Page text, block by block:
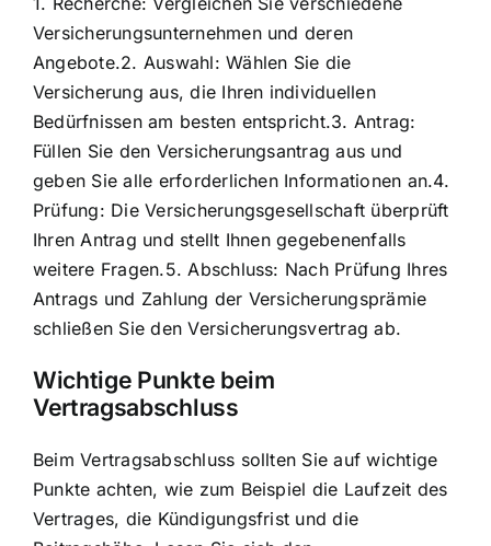
Versicherungsunternehmen und deren
Angebote.2. Auswahl: Wählen Sie die
Versicherung aus, die Ihren individuellen
Bedürfnissen am besten entspricht.3. Antrag:
Füllen Sie den Versicherungsantrag aus und
geben Sie alle erforderlichen Informationen an.4.
Prüfung: Die Versicherungsgesellschaft überprüft
Ihren Antrag und stellt Ihnen gegebenenfalls
weitere Fragen.5. Abschluss: Nach Prüfung Ihres
Antrags und Zahlung der Versicherungsprämie
schließen Sie den Versicherungsvertrag ab.
Wichtige Punkte beim
Vertragsabschluss
Beim Vertragsabschluss sollten Sie auf wichtige
Punkte achten, wie zum Beispiel die Laufzeit des
Vertrages, die Kündigungsfrist und die